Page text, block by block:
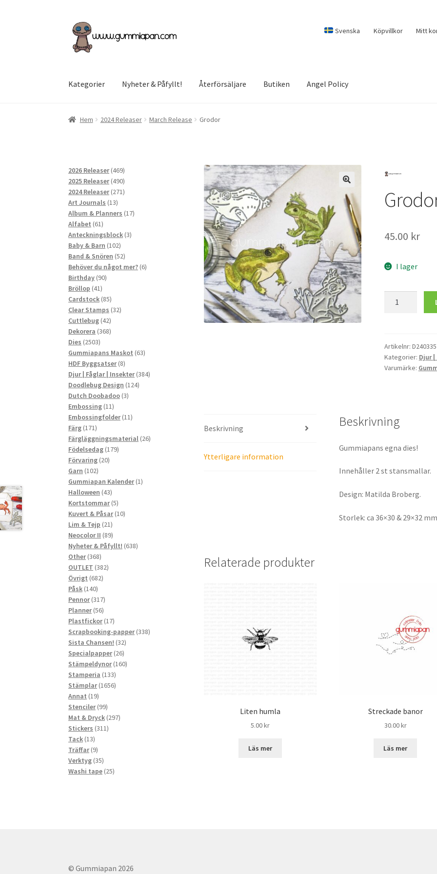
Hoppa
till
navigering
Hoppa
till
innehåll
Svenska Köpvillkor Mitt
Kategorier Nyheter & Påfyllt! Återförsäljare Butiken Angel Policy
Hem 2024 Releaser March Release Grodor
45.00 kr
I lager
Artikelnr: D240335
Kategorier: Djur |
Varumärke:
Beskrivning
Ytterligare information
Beskrivning
Gummiapans egna dies!
Innehåller 2 st stansmallar.
Design: Matilda Broberg.
Storlek: ca 36×30 & 29×32
Relaterade produkter
Liten humla
5.00kr
Läs mer
Streckade banor
30.00kr
Läs mer
2026 Releaser 469469
produkter
2025 Releaser 490490
produkter
2024 Releaser 271271
Art Journals 1313
produkter
Album & Planners 1717
Alfabet 6161
produkter
Anteckningsblock 33
Baby & Barn 102102
produkter
Band & Snören 5252
produkter
Behöver du något mer? 66
Birthday 9090
Bröllop 4141
produkter
Cardstock 8585
produkter
Clear Stamps 3232
Cuttlebug 4242
produkter
Dekorera 368368
Dies 25032503
produkter
Gummiapans Maskot 6363
HDF Byggsatser 88
produkter
Djur | Fåglar | Insekter 384384
Doodlebug Design 124124
Dutch Doobadoo 33
Embossing 1111
produkter
Embossingfolder 1111
Färg 171171
produkter
Färgläggningsmaterial 2626
Födelsedag 179179
Förvaring 2020
Garn 102102
produkter
Gummiapan Kalender 11
Halloween 4343
produkter
Kortstommar 55
produkter
Kuvert & Påsar 1010
Lim & Tejp 2121
produkter
Neocolor II 8989
produkter
Nyheter & Påfyllt! 638638
Other 368368
produkter
OUTLET 382382
Övrigt 682682
Påsk 140140
produkter
Pennor 317317
produkter
Planner 5656
produkter
Plastfickor 1717
produkter
Scrapbooking-papper 338338
Sista Chansen! 3232
Specialpapper 2626
produkter
Stämpeldynor 160160
Stamperia 133133
produkter
Stämplar 16561656
Annat 1919
produkter
Stenciler 9999
produkter
Mat & Dryck 297297
Stickers 311311
Tack 1313
produkter
Träffar 99
produkter
Verktyg 3535
produkter
Washi tape 2525
© Gummiapan 2026